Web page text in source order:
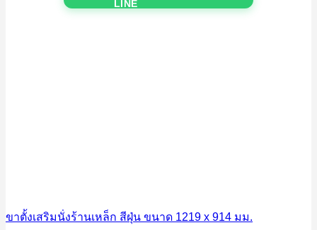
ขาตั้งเสริมนั่งร้านเหล็ก สีฝุ่น ขนาด 1219 x 914 มม.